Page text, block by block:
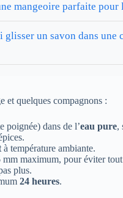
mangeoire parfaite pour
un savon dans une
et quelques compagnons :
poignée) dans de l’eau pure,
à température ambiante.
mm maximum, pour éviter
plus.
24 heures.